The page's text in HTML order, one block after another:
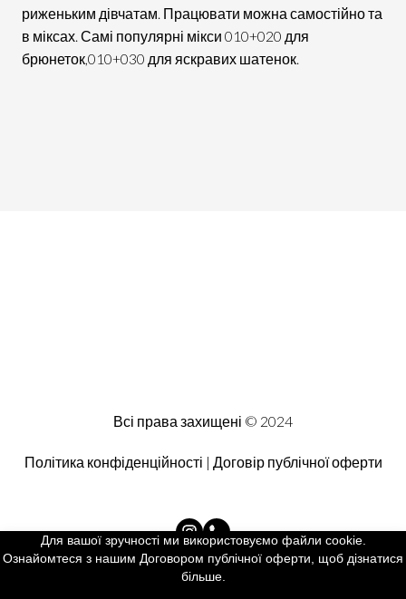
риженьким дівчатам. Працювати можна самостійно та
в міксах. Самі популярні мікси 010+020 для
брюнеток,010+030 для яскравих шатенок.
Всі права захищені © 2024
Політика конфіденційності | Договір публічної оферти
Для вашої зручності ми використовуємо файли cookie.
Ознайомтеся з нашим Договором публічної оферти, щоб дізнатися
більше.